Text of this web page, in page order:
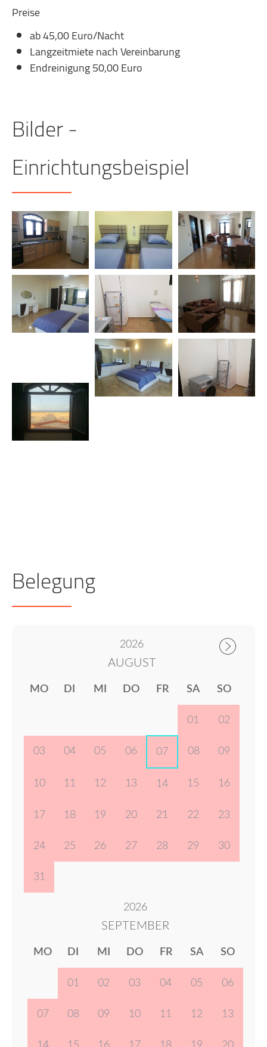
Preise
ab 45,00 Euro/Nacht
Langzeitmiete nach Vereinbarung
Endreinigung 50,00 Euro
Bilder -
Einrichtungsbeispiel
Belegung
2026
AUGUST
MO DI MI DO FR SA SO
01 02
03 04 05 06 07 08 09
10 11 12 13 14 15 16
17 18 19 20 21 22 23
24 25 26 27 28 29 30
31
2026
SEPTEMBER
MO DI MI DO FR SA SO
01 02 03 04 05 06
07 08 09 10 11 12 13